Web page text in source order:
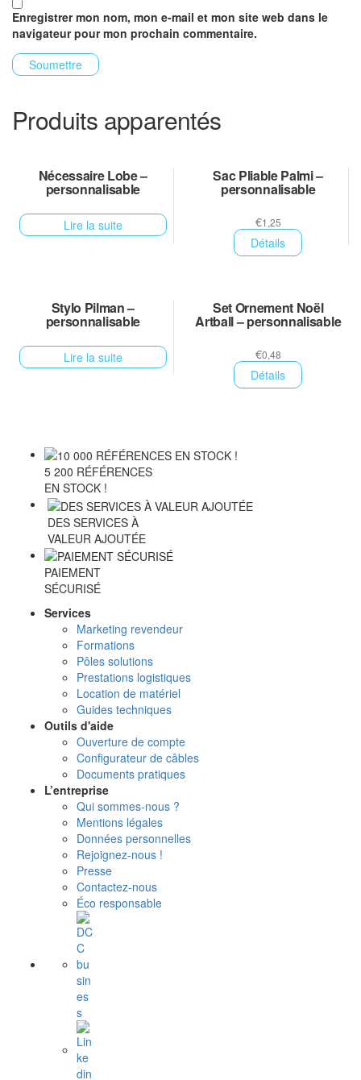
Enregistrer mon nom, mon e-mail et mon site web dans le
navigateur pour mon prochain commentaire.
Produits apparentés
Nécessaire Lobe –
personnalisable
Lire la suite
Sac Pliable Palmi –
personnalisable
€1,25
Détails
Stylo Pilman –
personnalisable
Lire la suite
Set Ornement Noël
Artball – personnalisable
€0,48
Détails
5 200 RÉFÉRENCES
EN STOCK !
DES SERVICES À
VALEUR AJOUTÉE
PAIEMENT
SÉCURISÉ
Services
Marketing revendeur
Formations
Pôles solutions
Prestations logistiques
Location de matériel
Guides techniques
Outils d'aide
Ouverture de compte
Configurateur de câbles
Documents pratiques
L’entreprise
Qui sommes-nous ?
Mentions légales
Données personnelles
Rejoignez-nous !
Presse
Contactez-nous
Éco responsable